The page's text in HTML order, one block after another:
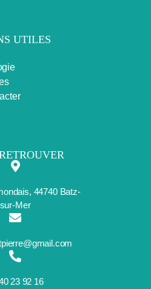
UTILES
44740 Batz-
sur-Mer
23 92 16